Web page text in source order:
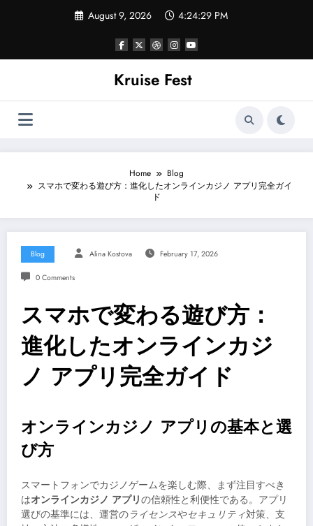
August 9, 2026 4:24:30 PM
Kruise Fest
Home
Blog
スマホで変わる遊び方：進化したオンラインカジノ アプリ完全ガイ
ド
Blog Alina Kostova February 17, 2026
0 Comments
スマホで変わる遊び方：
進化したオンラインカジ
ノ アプリ完全ガイド
オンラインカジノ アプリの基本と選
び方
スマートフォンでカジノゲームを楽しむ際、まず注目すべき
はオンラインカジノ アプリの信頼性と利便性である。アプリ
選びの基準には、運営のライセンスやセキュリティ対策、支